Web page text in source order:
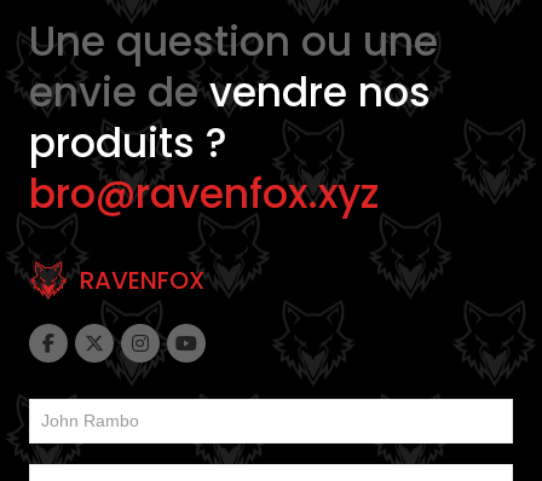
Une question ou une
envie devendre nos
produits ?
bro@ravenfox.xyz
RAVENFOX